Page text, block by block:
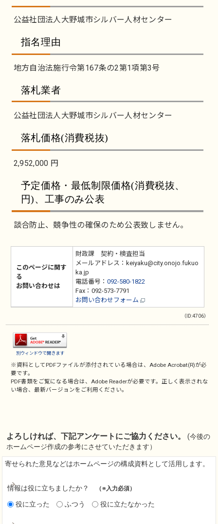
公益社団法人大野城市シルバー人材センター
指名理由
地方自治法施行令第167条の2第1項第3号
落札業者
公益社団法人大野城市シルバー人材センター
落札価格(消費税抜)
2,952,000 円
予定価格・最低制限価格(消費税抜、
円)、工事のみ公表
談合防止、競争性の確保のため公表致しません。
このページに関す
る
お問い合わせは
財政課 契約・検査担当
メールアドレス：keiyaku@city.onojo.fukuo
ka.jp
電話番号： 092-580-1822
Fax：092-573-7791
お問い合わせフォーム
（ID:4706）
別ウィンドウで開きます
※資料としてPDFファイルが添付されている場合は、Adobe Acrobat(R)が必
要です。
PDF書類をご覧になる場合は、Adobe Readerが必要です。正しく表示されな
い場合、最新バージョンをご利用ください。